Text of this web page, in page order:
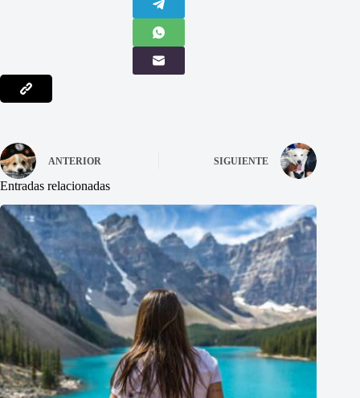
ANTERIOR SIGUIENTE
Entradas relacionadas